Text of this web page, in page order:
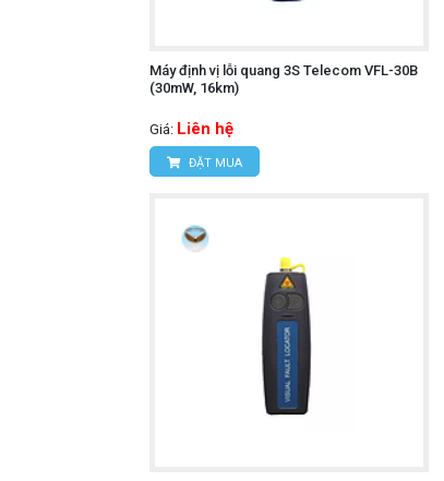
Máy định vị lỗi quang 3S Telecom VFL-30B
(30mW, 16km)
Giá: Liên hệ
ĐẶT MUA